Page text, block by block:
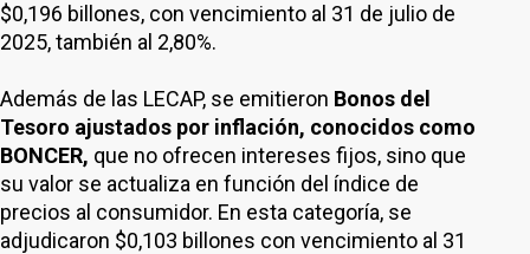
$0,196 billones, con vencimiento al 31 de julio de
2025, también al 2,80%.
Además de las LECAP, se emitieron Bonos del
Tesoro ajustados por inflación, conocidos como
BONCER, que no ofrecen intereses fijos, sino que
su valor se actualiza en función del índice de
precios al consumidor. En esta categoría, se
adjudicaron $0,103 billones con vencimiento al 31